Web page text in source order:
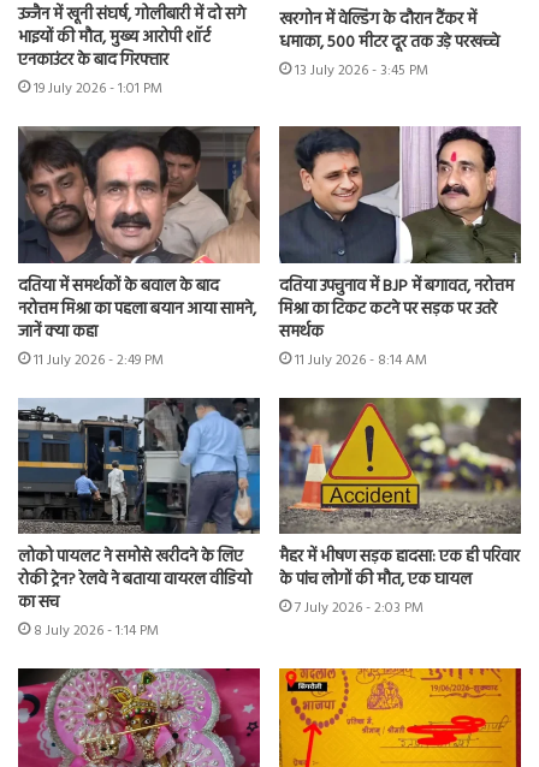
उज्जैन में खूनी संघर्ष, गोलीबारी में दो सगे
भाइयों की मौत, मुख्य आरोपी शॉर्ट
एनकाउंटर के बाद गिरफ्तार
19 July 2026 - 1:01 PM
खरगोन में वेल्डिंग के दौरान टैंकर में
धमाका, 500 मीटर दूर तक उड़े परखच्चे
13 July 2026 - 3:45 PM
दतिया में समर्थकों के बवाल के बाद
नरोत्तम मिश्रा का पहला बयान आया सामने,
जानें क्या कहा
11 July 2026 - 2:49 PM
दतिया उपचुनाव में BJP में बगावत, नरोत्तम
मिश्रा का टिकट कटने पर सड़क पर उतरे
समर्थक
11 July 2026 - 8:14 AM
लोको पायलट ने समोसे खरीदने के लिए
रोकी ट्रेन? रेलवे ने बताया वायरल वीडियो
का सच
8 July 2026 - 1:14 PM
मैहर में भीषण सड़क हादसा: एक ही परिवार
के पांच लोगों की मौत, एक घायल
7 July 2026 - 2:03 PM